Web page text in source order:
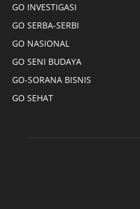
GO INVESTIGASI
GO SERBA-SERBI
GO NASIONAL
GO SENI BUDAYA
GO-SORANA BISNIS
GO SEHAT